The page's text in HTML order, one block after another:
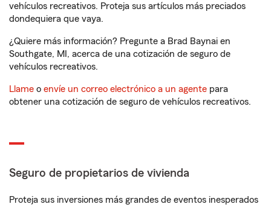
vehículos recreativos. Proteja sus artículos más preciados
dondequiera que vaya.
¿Quiere más información? Pregunte a Brad Baynai en
Southgate, MI, acerca de una cotización de seguro de
vehículos recreativos.
Llame o envíe un correo electrónico a un agente para
obtener una cotización de seguro de vehículos recreativos.
Seguro de propietarios de vivienda
Proteja sus inversiones más grandes de eventos inesperados